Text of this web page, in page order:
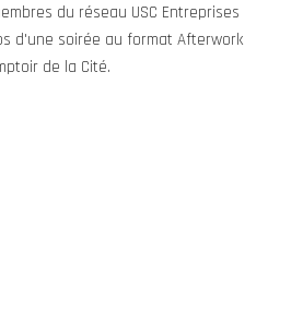
du réseau USC Entreprises
d'une soirée au format Afterwork
de la Cité.